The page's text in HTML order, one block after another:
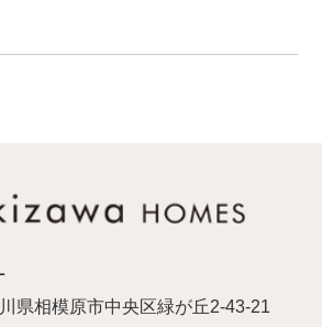
県相模原市中央区緑が丘2-43-21